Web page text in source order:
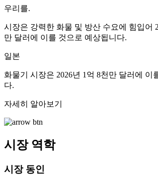
우리를.
시장은 강력한 화물 및 방산 수요에 힘입어
만 달러에 이를 것으로 예상됩니다.
일본
화물기 시장은 2026년 1억 8천만 달러에 이
다.
자세히 알아보기
시장 역학
시장 동인